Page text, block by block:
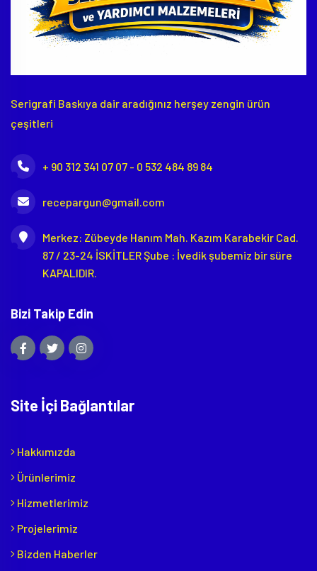
Serigrafi Baskıya dair aradığınız herşey zengin ürün
çeşitleri
+ 90 312 341 07 07 - 0 532 484 89 84
recepargun@gmail.com
Merkez: Zübeyde Hanım Mah. Kazım Karabekir Cad.
87 / 23-24 İSKİTLER Şube : İvedik şubemiz bir süre
KAPALIDIR.
Bizi Takip Edin
Site İçi Bağlantılar
Hakkımızda
Ürünlerimiz
Hizmetlerimiz
Projelerimiz
Bizden Haberler